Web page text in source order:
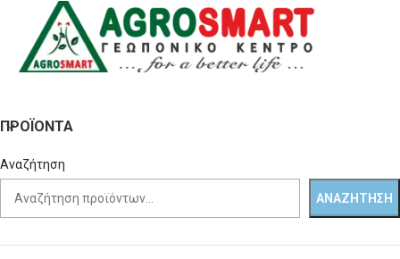
ΠΡΟΪΌΝΤΑ
Αναζήτηση
ΑΝΑΖΉΤΗΣΗ